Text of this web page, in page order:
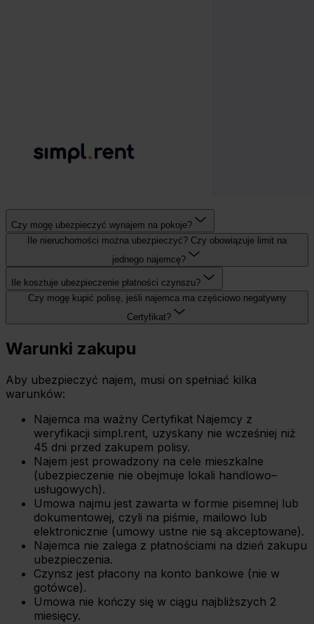
Czy mogę ubezpieczyć wynajem na pokoje?
Ile nieruchomości można ubezpieczyć? Czy obowiązuje limit na
jednego najemcę?
Ile kosztuje ubezpieczenie płatności czynszu?
Czy mogę kupić polisę, jeśli najemca ma częściowo negatywny
Certyfikat?
Warunki zakupu
Aby ubezpieczyć najem, musi on spełniać kilka
warunków:
Najemca ma ważny Certyfikat Najemcy z
weryfikacji simpl.rent, uzyskany nie wcześniej niż
45 dni przed zakupem polisy.
Najem jest prowadzony na cele mieszkalne
(ubezpieczenie nie obejmuje lokali handlowo–
usługowych).
Umowa najmu jest zawarta w formie pisemnej lub
dokumentowej, czyli na piśmie, mailowo lub
elektronicznie (umowy ustne nie są akceptowane).
Najemca nie zalega z płatnościami na dzień zakupu
ubezpieczenia.
Czynsz jest płacony na konto bankowe (nie w
gotówce).
Umowa nie kończy się w ciągu najbliższych 2
miesięcy.